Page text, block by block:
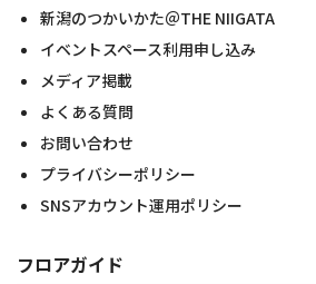
新潟のつかいかた＠THE NIIGATA
イベントスペース利用申し込み
メディア掲載
よくある質問
お問い合わせ
プライバシーポリシー
SNSアカウント運用ポリシー
フロアガイド